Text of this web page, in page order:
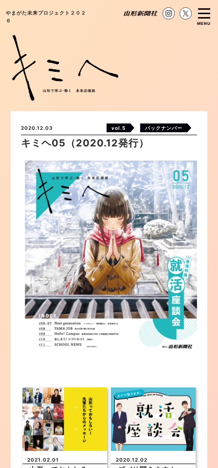
やまがた未来プロジェクト２０２
６
MENU
2020.12.03 vol.5 バックナンバー
キミヘ05（2020.12発行）
2021.02.01 2020.12.02